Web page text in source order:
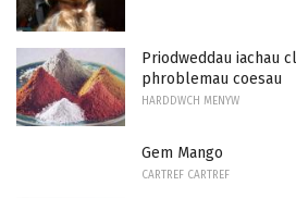
Priodweddau iachau
phroblemau coesau
HARDDWCH MENYW
Gem Mango
CARTREF CARTREF